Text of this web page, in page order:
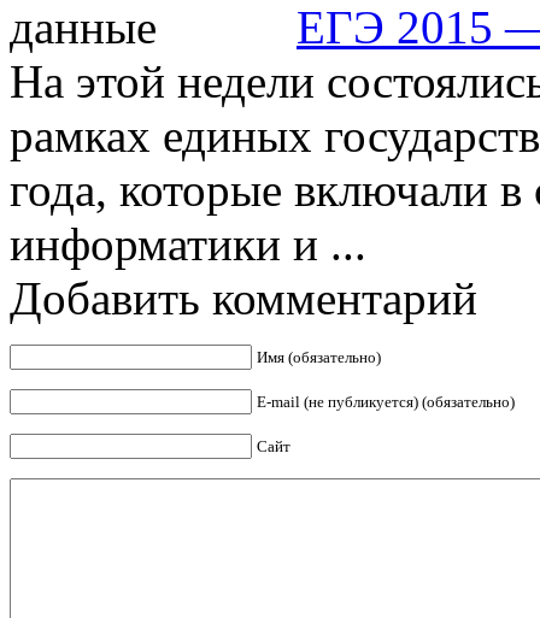
ЕГЭ 2015
На этой недели
рамках единых
года, которые включали
информатики и ...
Добавить комментарий
Имя (обязательно)
E-mail (не публикуется) (обязательно)
Сайт